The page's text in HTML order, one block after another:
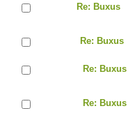
Re: Buxus
Re: Buxus
Re: Buxus
Re: Buxus